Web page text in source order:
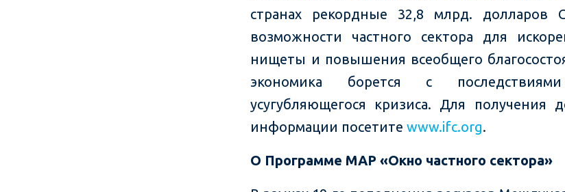
странах рекордные 32,8 млрд. долларов
возможности частного сектора для
нищеты и повышения всеобщего
экономика борется с последствиями
усугубляющегося кризиса. Для получения
информации посетитеwww.ifc.org.
О Программе МАР «Окно частного сектора»